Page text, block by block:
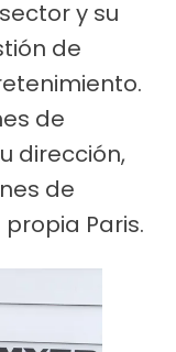
y su
de
de
dirección,
de
Paris.